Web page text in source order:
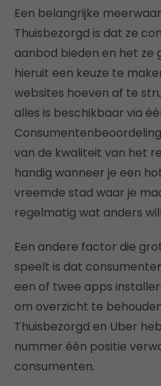
Een belangrijke
Thuisbezorgd is dat ze
aanbod bieden en het ze
hieruit een keuze te
websites hoeven af te
alles is beschikbaar via
van de kwaliteit van het
handig wanneer je een
vreemde stad waar je
regelmatig wat anders
Een andere factor die
speelt is dat
een of twee apps
om overzicht te
Thuisbezorgd en Uber
nummer één positie
consumenten.